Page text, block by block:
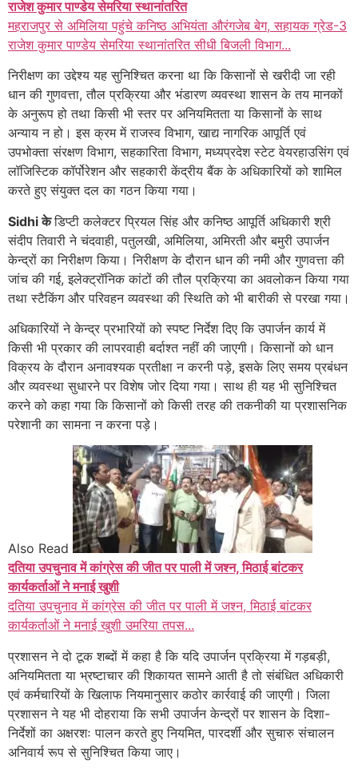
राजेश कुमार पाण्डेय सेमरिया स्थानांतरित
महराजपुर से अमिलिया पहुंचे कनिष्ठ अभियंता औरंगजेब बेग, सहायक ग्रेड-3
राजेश कुमार पाण्डेय सेमरिया स्थानांतरित सीधी बिजली विभाग...
निरीक्षण का उद्देश्य यह सुनिश्चित करना था कि किसानों से खरीदी जा रही
धान की गुणवत्ता, तौल प्रक्रिया और भंडारण व्यवस्था शासन के तय मानकों
के अनुरूप हो तथा किसी भी स्तर पर अनियमितता या किसानों के साथ
अन्याय न हो। इस क्रम में राजस्व विभाग, खाद्य नागरिक आपूर्ति एवं
उपभोक्ता संरक्षण विभाग, सहकारिता विभाग, मध्यप्रदेश स्टेट वेयरहाउसिंग एवं
लॉजिस्टिक कॉर्पोरेशन और सहकारी केंद्रीय बैंक के अधिकारियों को शामिल
करते हुए संयुक्त दल का गठन किया गया।
Sidhi केडिप्टी कलेक्टर प्रियल सिंह और कनिष्ठ आपूर्ति अधिकारी श्री
संदीप तिवारी ने चंदवाही, पतुलखी, अमिलिया, अमिरती और बमुरी उपार्जन
केन्द्रों का निरीक्षण किया। निरीक्षण के दौरान धान की नमी और गुणवत्ता की
जांच की गई, इलेक्ट्रॉनिक कांटों की तौल प्रक्रिया का अवलोकन किया गया
तथा स्टैकिंग और परिवहन व्यवस्था की स्थिति को भी बारीकी से परखा गया।
अधिकारियों ने केन्द्र प्रभारियों को स्पष्ट निर्देश दिए कि उपार्जन कार्य में
किसी भी प्रकार की लापरवाही बर्दाश्त नहीं की जाएगी। किसानों को धान
विक्रय के दौरान अनावश्यक प्रतीक्षा न करनी पड़े, इसके लिए समय प्रबंधन
और व्यवस्था सुधारने पर विशेष जोर दिया गया। साथ ही यह भी सुनिश्चित
करने को कहा गया कि किसानों को किसी तरह की तकनीकी या प्रशासनिक
परेशानी का सामना न करना पड़े।
Also Read
दतिया उपचुनाव में कांग्रेस की जीत पर पाली में जश्न, मिठाई बांटकर
कार्यकर्ताओं ने मनाई खुशी
दतिया उपचुनाव में कांग्रेस की जीत पर पाली में जश्न, मिठाई बांटकर
कार्यकर्ताओं ने मनाई खुशी उमरिया तपस...
प्रशासन ने दो टूक शब्दों में कहा है कि यदि उपार्जन प्रक्रिया में गड़बड़ी,
अनियमितता या भ्रष्टाचार की शिकायत सामने आती है तो संबंधित अधिकारी
एवं कर्मचारियों के खिलाफ नियमानुसार कठोर कार्रवाई की जाएगी। जिला
प्रशासन ने यह भी दोहराया कि सभी उपार्जन केन्द्रों पर शासन के दिशा-
निर्देशों का अक्षरशः पालन करते हुए नियमित, पारदर्शी और सुचारु संचालन
अनिवार्य रूप से सुनिश्चित किया जाए।